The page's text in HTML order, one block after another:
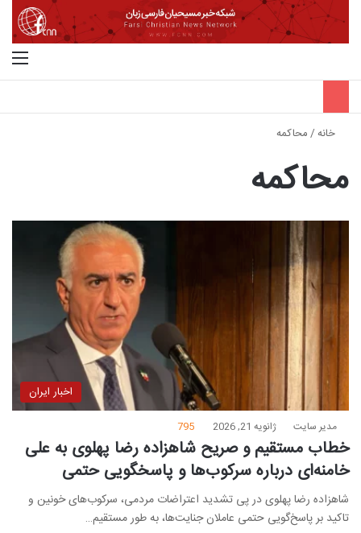
خانه/محاکمه
محاکمه
اخبار ایران
مدیر سایت ژانویه 21, 2026 795
خطاب مستقیم و صریح شاهزاده رضا پهلوی به علی
خامنه‌ای درباره سرکوب‌ها و پاسخگویی حتمی
شاهزاده رضا پهلوی در پی تشدید اعتراضات مردمی، سرکوب‌های خونین و
تاکید بر پاسخ‌گویی حتمی عاملان جنایت‌ها، به طور مستقیم…